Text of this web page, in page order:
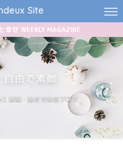
Site
幸せ WEEKLY MAGAZINE
自由で素敵
転職・働き方発信ブログ